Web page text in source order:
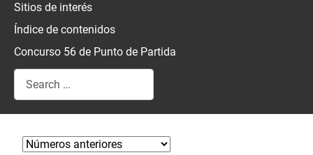
Sitios de interés
Índice de contenidos
Concurso 56 de Punto de Partida
Search